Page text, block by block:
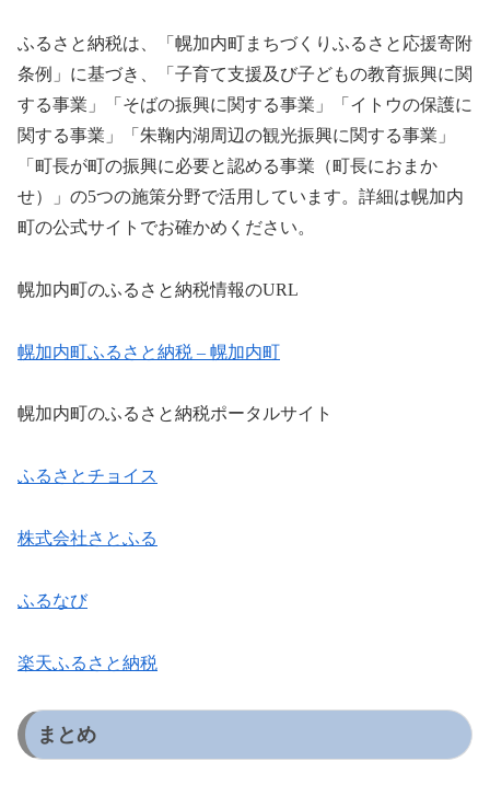
ふるさと納税は、「幌加内町まちづくりふるさと応援寄附
条例」に基づき、「子育て支援及び子どもの教育振興に関
する事業」「そばの振興に関する事業」「イトウの保護に
関する事業」「朱鞠内湖周辺の観光振興に関する事業」
「町長が町の振興に必要と認める事業（町長におまか
せ）」の5つの施策分野で活用しています。詳細は幌加内
町の公式サイトでお確かめください。
幌加内町のふるさと納税情報のURL
幌加内町ふるさと納税 – 幌加内町
幌加内町のふるさと納税ポータルサイト
ふるさとチョイス
株式会社さとふる
ふるなび
楽天ふるさと納税
まとめ